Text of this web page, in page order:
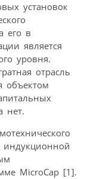
установок
его в
является
уровня.
отрасль
объектом
нет.
индукционной
MicroCap [1].